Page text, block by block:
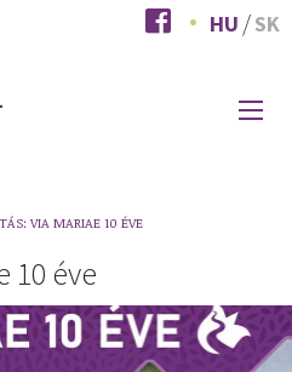
HU SK
VIA MARIAE 10 ÉVE
10 éve